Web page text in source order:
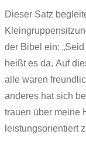
Dieser Satz
der Bibel ein:
heißt es da. Auf
alle waren
anderes hat sich
trauen über meine
leistungsorientiert